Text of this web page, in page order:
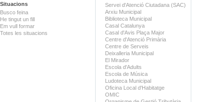
Situacions
Busco feina
He tingut un fill
Em vull formar
Totes les situacions
Servei d'Atenció Ciutadana (SAC)
Arxiu Municipal
Biblioteca Municipal
Casal Catalunya
Casal d'Avis Plaça Major
Centre d'Atenció Primària
Centre de Serveis
Deixalleria Municipal
El Mirador
Escola d'Adults
Escola de Música
Ludoteca Municipal
Oficina Local d'Habitatge
OMIC